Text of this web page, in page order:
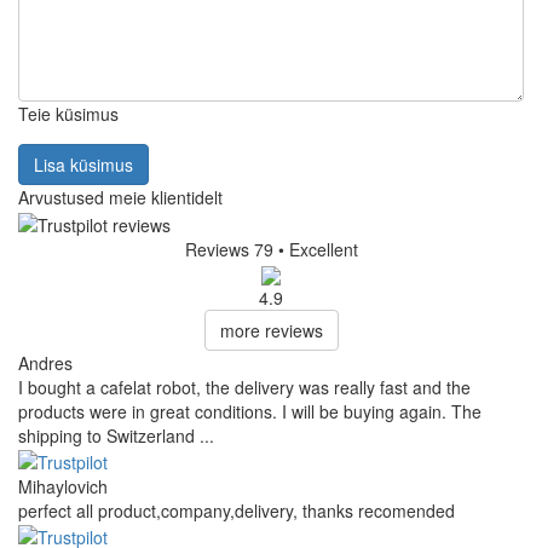
Teie küsimus
Lisa küsimus
Arvustused meie klientidelt
Reviews 79 • Excellent
4.9
more reviews
Andres
I bought a cafelat robot, the delivery was really fast and the
products were in great conditions. I will be buying again. The
shipping to Switzerland ...
Mihaylovich
perfect all product,company,delivery, thanks recomended